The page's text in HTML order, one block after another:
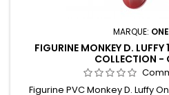
MARQUE:
FIGURINE MONKEY D.
COLLECTION -
Figurine PVC Monkey D. Luffy